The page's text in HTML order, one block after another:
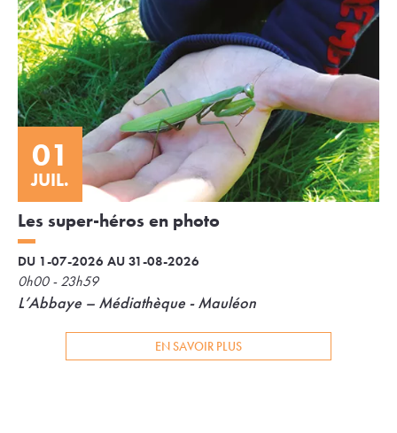
01
JUIL.
Les super-héros en photo
DU 1-07-2026 AU 31-08-2026
0h00 - 23h59
L’Abbaye – Médiathèque - Mauléon
EN SAVOIR PLUS